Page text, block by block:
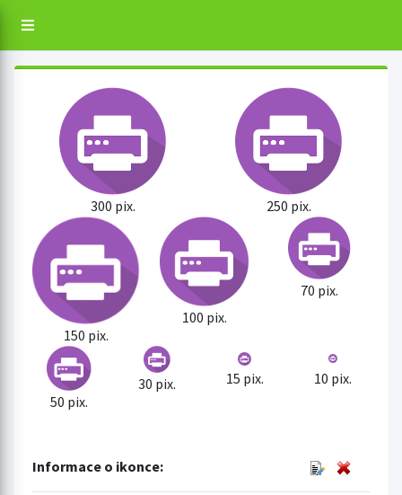
300 pix. 250 pix.
150 pix.
100 pix.
70 pix.
50 pix.
30 pix. 15 pix. 10 pix.
Informace o ikonce: